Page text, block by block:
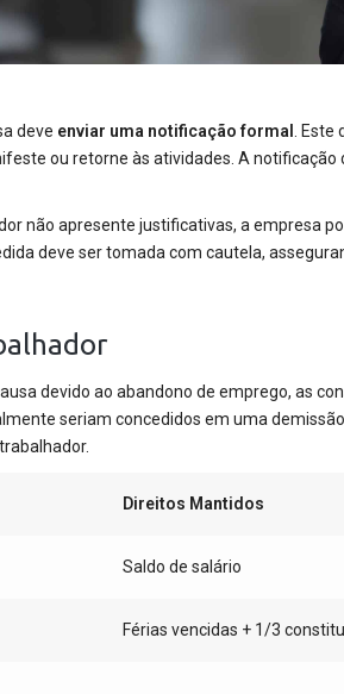
deve enviar uma notificação formal
.
ou retorne às atividades. A notificação
não apresente justificativas, a empresa
deve ser tomada com cautela,
devido ao abandono de emprego, as
seriam concedidos em uma
Direitos Mantidos
Saldo de salário
Férias vencidas + 1/3